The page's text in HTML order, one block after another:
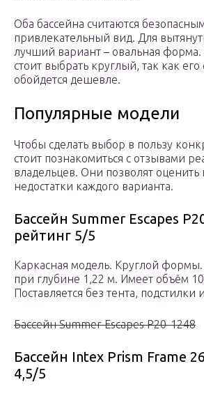
Оба бассейна считаются
привлекательный вид. Для
лучший вариант – овальная форма.
стоит выбрать круглый, так как его
обойдется дешевле.
Популярные модели
Чтобы сделать выбор в пользу
стоит познакомиться с отзывами
владельцев. Они позволят
недостатки каждого варианта.
Бассейн Summer Escapes
рейтинг 5/5
Каркасная модель. Круглой
при глубине 1,22 м. Имеет объём
Поставляется без тента, подстилки
Бассейн Summer Escapes P20-1248
Бассейн Intex Prism Frame
4,5/5